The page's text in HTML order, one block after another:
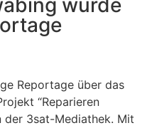
wurde
Reportage über das
“Reparieren
der 3sat-Mediathek. Mit